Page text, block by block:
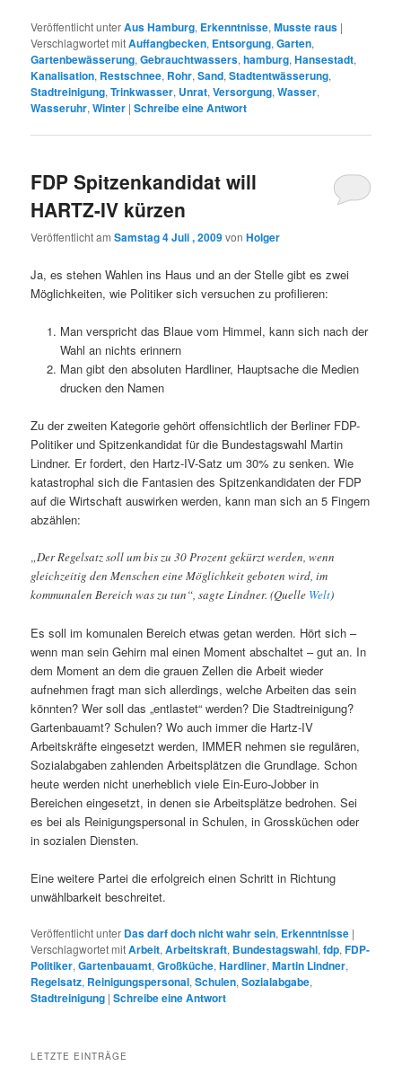
Veröffentlicht unterAus Hamburg, Erkenntnisse,Musste raus |
Verschlagwortet mitAuffangbecken, Entsorgung,Garten,
Gartenbewässerung,Gebrauchtwassers,hamburg,Hansestadt,
Kanalisation, Restschnee, Rohr,Sand,Stadtentwässerung,
Stadtreinigung,Trinkwasser, Unrat,Versorgung,Wasser,
Wasseruhr,Winter |Schreibe eine Antwort
FDP Spitzenkandidat will
HARTZ-IV kürzen
Veröffentlicht amSamstag 4 Juli , 2009vonHolger
Ja, es stehen Wahlen ins Haus und an der Stelle gibt es zwei
Möglichkeiten, wie Politiker sich versuchen zu profilieren:
Man verspricht das Blaue vom Himmel, kann sich nach der
Wahl an nichts erinnern
Man gibt den absoluten Hardliner, Hauptsache die Medien
drucken den Namen
Zu der zweiten Kategorie gehört offensichtlich der Berliner FDP-
Politiker und Spitzenkandidat für die Bundestagswahl Martin
Lindner. Er fordert, den Hartz-IV-Satz um 30% zu senken. Wie
katastrophal sich die Fantasien des Spitzenkandidaten der FDP
auf die Wirtschaft auswirken werden, kann man sich an 5 Fingern
abzählen:
„Der Regelsatz soll um bis zu 30 Prozent gekürzt werden, wenn
gleichzeitig den Menschen eine Möglichkeit geboten wird, im
kommunalen Bereich was zu tun“, sagte Lindner. (Quelle Welt)
Es soll im komunalen Bereich etwas getan werden. Hört sich –
wenn man sein Gehirn mal einen Moment abschaltet – gut an. In
dem Moment an dem die grauen Zellen die Arbeit wieder
aufnehmen fragt man sich allerdings, welche Arbeiten das sein
könnten? Wer soll das „entlastet“ werden? Die Stadtreinigung?
Gartenbauamt? Schulen? Wo auch immer die Hartz-IV
Arbeitskräfte eingesetzt werden, IMMER nehmen sie regulären,
Sozialabgaben zahlenden Arbeitsplätzen die Grundlage. Schon
heute werden nicht unerheblich viele Ein-Euro-Jobber in
Bereichen eingesetzt, in denen sie Arbeitsplätze bedrohen. Sei
es bei als Reinigungspersonal in Schulen, in Grossküchen oder
in sozialen Diensten.
Eine weitere Partei die erfolgreich einen Schritt in Richtung
unwählbarkeit beschreitet.
Veröffentlicht unter Das darf doch nicht wahr sein, Erkenntnisse |
Verschlagwortet mitArbeit,Arbeitskraft, Bundestagswahl,fdp,FDP-
Politiker,Gartenbauamt,Großküche,Hardliner,Martin Lindner,
Regelsatz, Reinigungspersonal,Schulen,Sozialabgabe,
Stadtreinigung |Schreibe eine Antwort
LETZTE EINTRÄGE